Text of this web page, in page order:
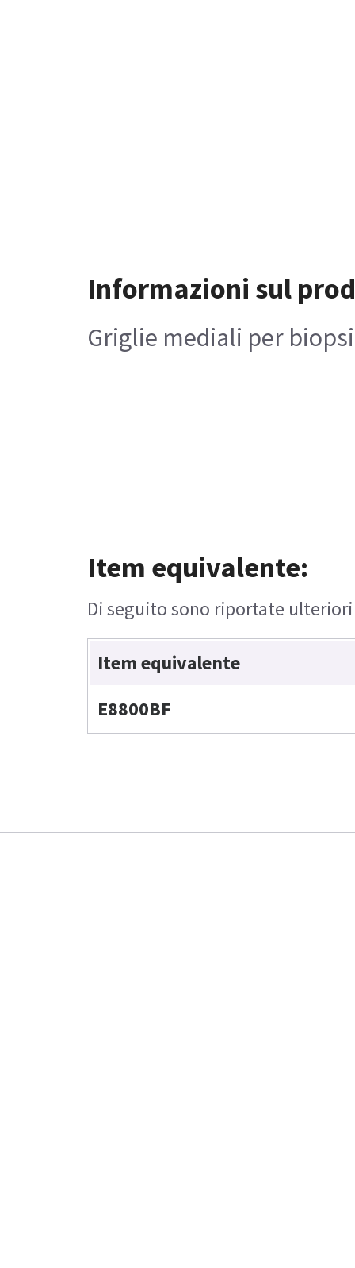
Informazioni sul
Griglie mediali per
Item equivalente:
Di seguito sono riportate
Item equivalente
E8800BF